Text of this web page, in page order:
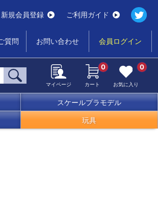
新規会員登録 ご利用ガイド
質問 お問い合わせ 会員ログイン
マイページ カート
0
お気に入り
0
スケールプラモデル
玩具